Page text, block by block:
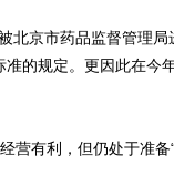
京市药品监督管理局
的规定。更因此在今
有利，但仍处于准备